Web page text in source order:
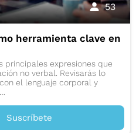
53
herramienta clave en
principales expresiones que
no verbal. Revisarás lo
el lenguaje corporal y
Suscríbete